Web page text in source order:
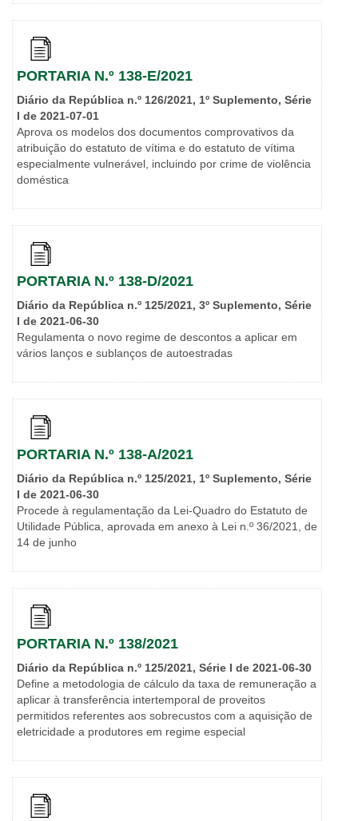
PORTARIA N.º 138-E/2021
Diário da República n.º 126/2021, 1º Suplemento, Série
I de 2021-07-01
Aprova os modelos dos documentos comprovativos da
atribuição do estatuto de vítima e do estatuto de vítima
especialmente vulnerável, incluindo por crime de violência
doméstica
PORTARIA N.º 138-D/2021
Diário da República n.º 125/2021, 3º Suplemento, Série
I de 2021-06-30
Regulamenta o novo regime de descontos a aplicar em
vários lanços e sublanços de autoestradas
PORTARIA N.º 138-A/2021
Diário da República n.º 125/2021, 1º Suplemento, Série
I de 2021-06-30
Procede à regulamentação da Lei-Quadro do Estatuto de
Utilidade Pública, aprovada em anexo à Lei n.º 36/2021, de
14 de junho
PORTARIA N.º 138/2021
Diário da República n.º 125/2021, Série I de 2021-06-30
Define a metodologia de cálculo da taxa de remuneração a
aplicar à transferência intertemporal de proveitos
permitidos referentes aos sobrecustos com a aquisição de
eletricidade a produtores em regime especial